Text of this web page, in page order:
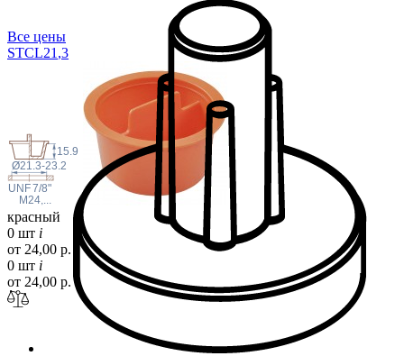
Все цены
STCL21 ,3
15.9
Ø21.3-23.2
UNF7/8"
M24,...
красный
0 шт i
от 24,00 р.
0 шт i
от 24,00 р.